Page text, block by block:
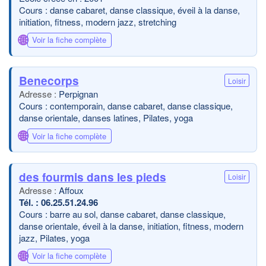
Cours : danse cabaret, danse classique, éveil à la danse,
initiation, fitness, modern jazz, stretching
🌐 Voir la fiche complète
Benecorps Loisir
Perpignan
Cours : contemporain, danse cabaret, danse classique,
danse orientale, danses latines, Pilates, yoga
🌐 Voir la fiche complète
des fourmis dans les pieds Loisir
Affoux
06.25.51.24.96
Cours : barre au sol, danse cabaret, danse classique,
danse orientale, éveil à la danse, initiation, fitness, modern
jazz, Pilates, yoga
🌐 Voir la fiche complète